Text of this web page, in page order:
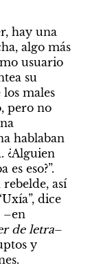
hay una
algo más
usuario
su
males
pero no
hablaban
¿Alguien
eso?”.
así
dice
–en
de letra–
y